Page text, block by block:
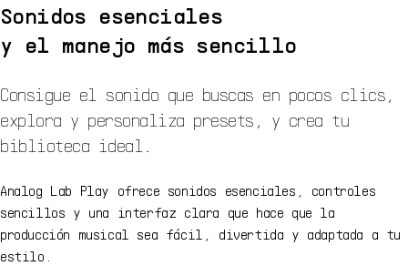
Sonidos esenciales
y el manejo más sencillo
Consigue el sonido que buscas en pocos clics,
explora y personaliza presets, y crea tu
biblioteca ideal.
Analog Lab Play ofrece sonidos esenciales, controles
sencillos y una interfaz clara que hace que la
producción musical sea fácil, divertida y adaptada a tu
estilo.